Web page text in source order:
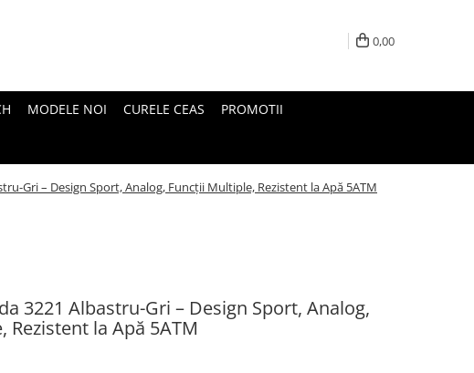
0,00
MODELE NOI CURELE CEAS PROMOTII
Gri – Design Sport, Analog, Funcții Multiple, Rezistent la Apă 5ATM
3221 Albastru-Gri – Design Sport, Analog,
Rezistent la Apă 5ATM